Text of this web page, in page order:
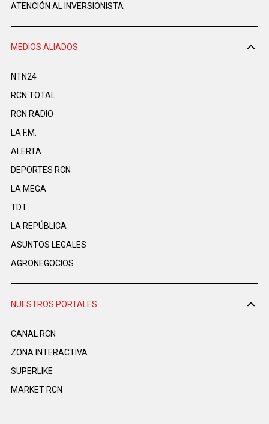
ATENCIÓN AL INVERSIONISTA
MEDIOS ALIADOS
NTN24
RCN TOTAL
RCN RADIO
LA F.M.
ALERTA
DEPORTES RCN
LA MEGA
TDT
LA REPÚBLICA
ASUNTOS LEGALES
AGRONEGOCIOS
NUESTROS PORTALES
CANAL RCN
ZONA INTERACTIVA
SUPERLIKE
MARKET RCN